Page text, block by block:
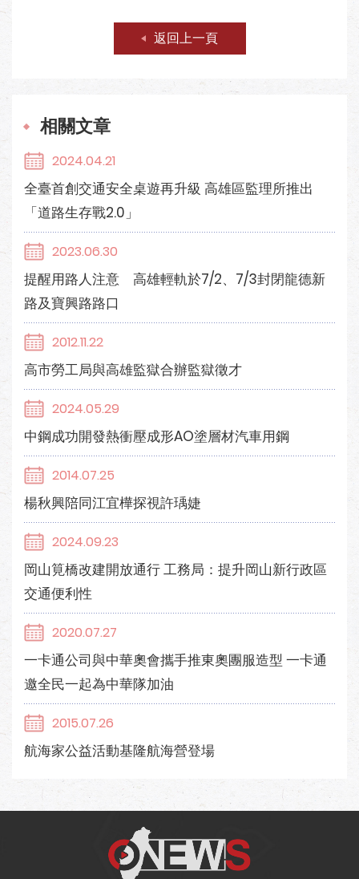
返回上一頁
相關文章
2024.04.21
全臺首創交通安全桌遊再升級 高雄區監理所推出
「道路生存戰2.0」
2023.06.30
提醒用路人注意 高雄輕軌於7/2、7/3封閉龍德新
路及寶興路路口
2012.11.22
高市勞工局與高雄監獄合辦監獄徵才
2024.05.29
中鋼成功開發熱衝壓成形AO塗層材汽車用鋼
2014.07.25
楊秋興陪同江宜樺探視許瑀婕
2024.09.23
岡山筧橋改建開放通行 工務局：提升岡山新行政區
交通便利性
2020.07.27
一卡通公司與中華奧會攜手推東奧團服造型 一卡通
邀全民一起為中華隊加油
2015.07.26
航海家公益活動基隆航海營登場